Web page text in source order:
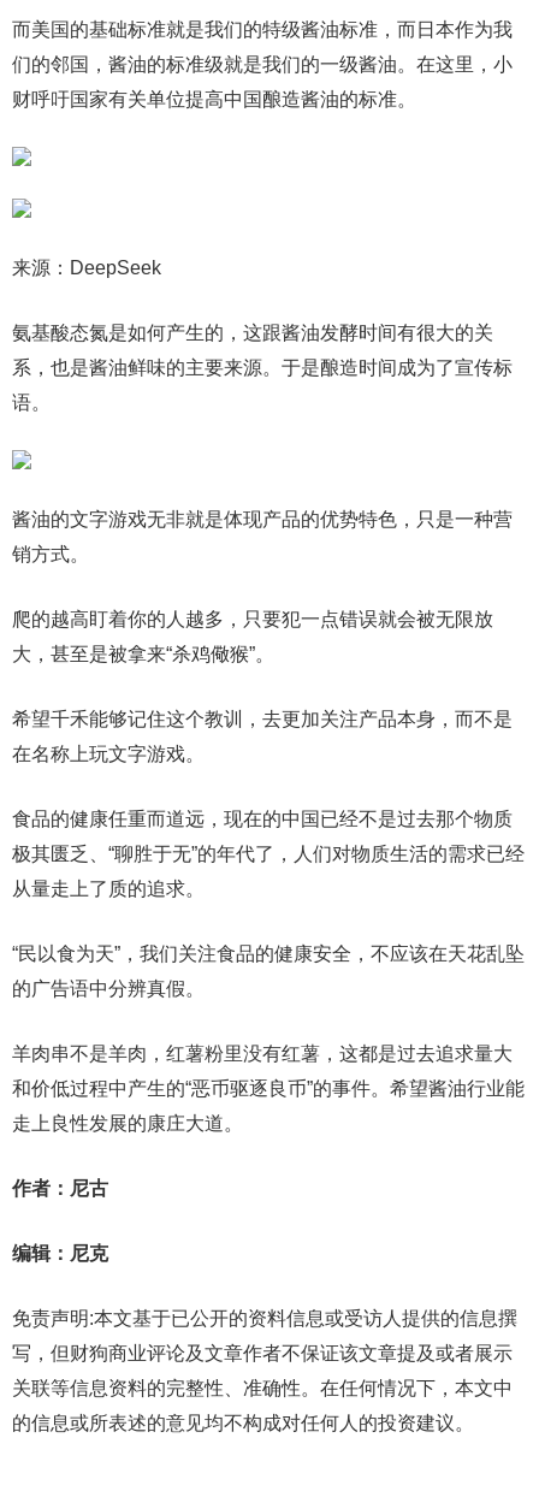
而美国的基础标准就是我们的特级酱油标准，而日本作为我
们的邻国，酱油的标准级就是我们的一级酱油。在这里，小
财呼吁国家有关单位提高中国酿造酱油的标准。
来源：DeepSeek
氨基酸态氮是如何产生的，这跟酱油发酵时间有很大的关
系，也是酱油鲜味的主要来源。于是酿造时间成为了宣传标
语。
酱油的文字游戏无非就是体现产品的优势特色，只是一种营
销方式。
爬的越高盯着你的人越多，只要犯一点错误就会被无限放
大，甚至是被拿来“杀鸡儆猴”。
希望千禾能够记住这个教训，去更加关注产品本身，而不是
在名称上玩文字游戏。
食品的健康任重而道远，现在的中国已经不是过去那个物质
极其匮乏、“聊胜于无”的年代了，人们对物质生活的需求已经
从量走上了质的追求。
“民以食为天”，我们关注食品的健康安全，不应该在天花乱坠
的广告语中分辨真假。
羊肉串不是羊肉，红薯粉里没有红薯，这都是过去追求量大
和价低过程中产生的“恶币驱逐良币”的事件。希望酱油行业能
走上良性发展的康庄大道。
作者：尼古
编辑：尼克
免责声明:本文基于已公开的资料信息或受访人提供的信息撰
写，但财狗商业评论及文章作者不保证该文章提及或者展示
关联等信息资料的完整性、准确性。在任何情况下，本文中
的信息或所表述的意见均不构成对任何人的投资建议。